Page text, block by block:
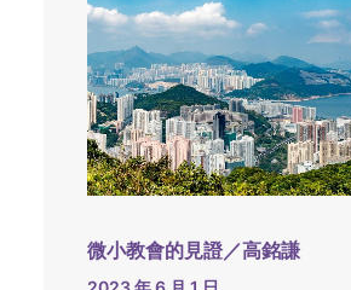
微小教會的見證／高銘謙